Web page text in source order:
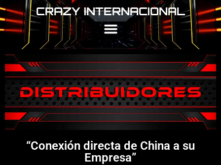
CRAZY INTERNACIONAL
“Conexión directa de China a su
Empresa”